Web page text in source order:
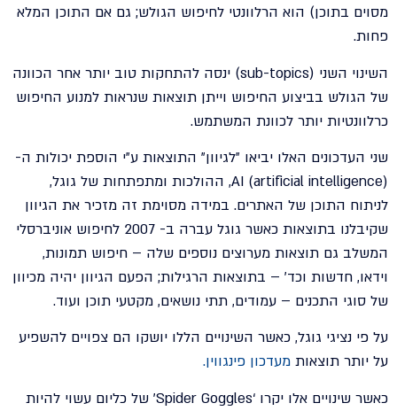
מסוים בתוכן) הוא הרלוונטי לחיפוש הגולש; גם אם התוכן המלא
פחות.
השינוי השני (sub-topics) ינסה להתחקות טוב יותר אחר הכוונה
של הגולש בביצוע החיפוש וייתן תוצאות שנראות למנוע החיפוש
כרלוונטיות יותר לכוונת המשתמש.
שני העדכונים האלו יביאו "לגיוון" התוצאות ע"י הוספת יכולות ה-
AI (artificial intelligence), ההולכות ומתפתחות של גוגל,
לניתוח התוכן של האתרים. במידה מסוימת זה מזכיר את הגיוון
שקיבלנו בתוצאות כאשר גוגל עברה ב- 2007 לחיפוש אוניברסלי
המשלב גם תוצאות מערוצים נוספים שלה – חיפוש תמונות,
וידאו, חדשות וכד' – בתוצאות הרגילות; הפעם הגיוון יהיה מכיוון
של סוגי התכנים – עמודים, תתי נושאים, מקטעי תוכן ועוד.
על פי נציגי גוגל, כאשר השינויים הללו יושקו הם צפויים להשפיע
על יותר תוצאות מעדכון פינגווין.
כאשר שינויים אלו יקרו ‘Spider Goggles’ של כליום עשוי להיות